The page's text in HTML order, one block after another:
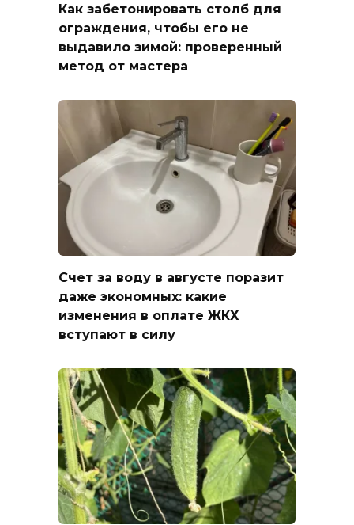
Как забетонировать столб для
ограждения, чтобы его не
выдавило зимой: проверенный
метод от мастера
Счет за воду в августе поразит
даже экономных: какие
изменения в оплате ЖКХ
вступают в силу